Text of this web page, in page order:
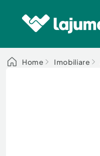
Home Imobiliare